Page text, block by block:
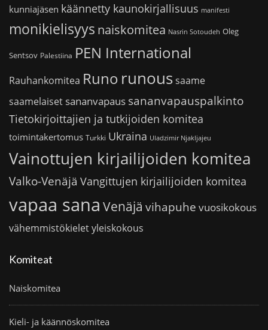
kunniajäsen käännetty kaunokirjallisuus manifesti
monikielisyys naiskomitea Nasrin Sotoudeh Oleg
Sentsov Palestiina PEN International
Rauhankomitea Runo runoussaame
saamelaiset sananvapaus sananvapauspalkinto
Tietokirjoittajien ja tutkijoiden komitea
toimintakertomus Turkki Ukraina Uladzimir Njakljajeu
Vainottujen kirjailijoiden komitea
Valko-Venäjä Vangittujen kirjailijoiden komitea
vapaa sana Venäjä vihapuhe vuosikokous
vähemmistökieletyleiskokous
Komiteat
Naiskomitea
Kieli- ja käännöskomitea